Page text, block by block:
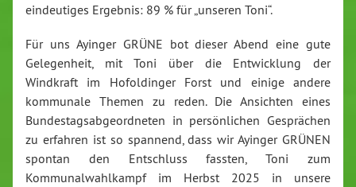
eindeutiges Ergebnis: 89 % für „unseren Toni“.
Für uns Ayinger GRÜNE bot dieser Abend eine gute
Gelegenheit, mit Toni über die Entwicklung der
Windkraft im Hofoldinger Forst und einige andere
kommunale Themen zu reden. Die Ansichten eines
Bundestagsabgeordneten in persönlichen Gesprächen
zu erfahren ist so spannend, dass wir Ayinger GRÜNEN
spontan den Entschluss fassten, Toni zum
Kommunalwahlkampf im Herbst 2025 in unsere